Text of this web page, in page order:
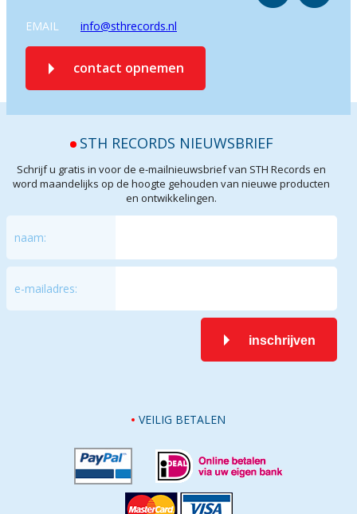
EMAIL info@sthrecords.nl
contact opnemen
STH RECORDS NIEUWSBRIEF
Schrijf u gratis in voor de e-mailnieuwsbrief van STH Records en
word maandelijks op de hoogte gehouden van nieuwe producten
en ontwikkelingen.
naam:
e-mailadres:
inschrijven
VEILIG BETALEN